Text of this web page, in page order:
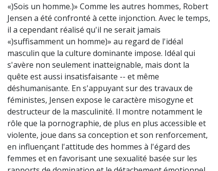
«)Sois un homme.)» Comme les autres hommes, Robert
Jensen a été confronté à cette injonction. Avec le temps,
il a cependant réalisé qu'il ne serait jamais
«)suffisamment un homme)» au regard de l'idéal
masculin que la culture dominante impose. Idéal qui
s'avère non seulement inatteignable, mais dont la
quête est aussi insatisfaisante -- et même
déshumanisante. En s'appuyant sur des travaux de
féministes, Jensen expose le caractère misogyne et
destructeur de la masculinité. Il montre notamment le
rôle que la pornographie, de plus en plus accessible et
violente, joue dans sa conception et son renforcement,
en influençant l'attitude des hommes à l'égard des
femmes et en favorisant une sexualité basée sur les